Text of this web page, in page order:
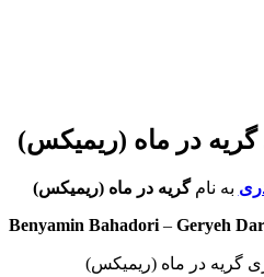
گریه در ماه (ریمیکس)
به نامگریه در ماه (ریمیکس)
Benyamin Bahadori – Geryeh